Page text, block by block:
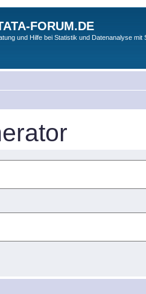
FORUM.DE
und Hilfe bei Statistik und Datenanalyse mit